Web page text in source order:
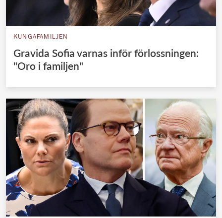
KUNGAFAMILJEN
Gravida Sofia varnas inför förlossningen:
"Oro i familjen"